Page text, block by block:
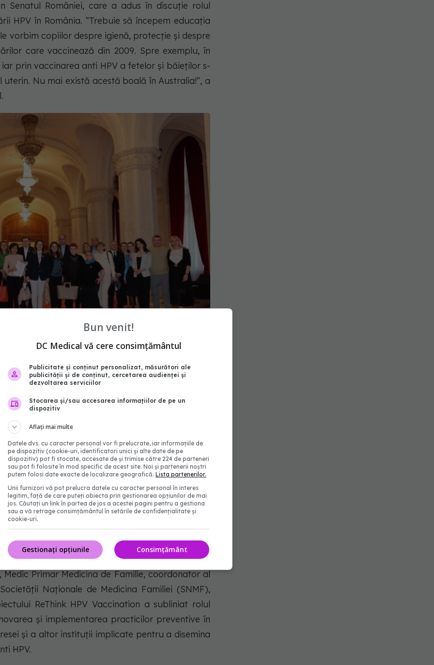
Senatul României, care a adus în discuție rolul
HPV în România. ”Trebuie să începem educația
vorbim copiilor despre igienă, protecție și despre
care vaccinează din 2009. Spre exemplu, în
prin vaccinarea anti HPV a fetelor și băieților s-
Nu mai există acestă boală în Australia!”, a
Renașterea, a prezentat obiectivele proiectului
și conștientizării beneficiilor prevenției.
în ceea ce privește prevenția, în țara noastră,
la incidența și mortalitatea din cancerul de col
prevenția primară, cât și cea secundară, dar
și, prin urmare, accesate. Așa cum reiterăm la
proiect pentru sănătate trebuie să fie comunicat
populație, prin toate mediile, pentru a schimba
cancerul de col uterin în România”, a evidențiat
în cadrul Ministerului Sănătății, a adus în discuție
îmbunătățirea accesului și implementării
Medic Primar Medicina de Familie, coordonator al
Naționale de Medicina Familiei (SNMF),
ReThink HPV Vaccination a subliniat rolul
și implementarea practicilor preventive în
și a altor instituții implicate pentru a disemina
HPV.
Bun venit!
DC Medical vă cere consimțământul
Publicitate și conținut personalizat, măsurători ale
publicității și de conținut, cercetarea audienței și
dezvoltarea serviciilor
Stocarea și/sau accesarea informațiilor de pe un
dispozitiv
Aflați mai multe
Datele dvs. cu caracter personal vor fi prelucrate, iar informațiile de
pe dispozitiv (cookie-uri, identificatori unici și alte date de pe
dispozitiv) pot fi stocate, accesate de și trimise către 224 de parteneri
sau pot fi folosite în mod specific de acest site. Noi și partenerii noștri
putem folosi date exacte de localizare geografică. Lista partenerilor.
Unii furnizori vă pot prelucra datele cu caracter personal în interes
legitim, față de care puteți obiecta prin gestionarea opțiunilor de mai
jos. Căutați un link în partea de jos a acestei pagini pentru a gestiona
sau a vă retrage consimțământul în setările de confidențialitate și
cookie-uri.
Consimțământ
Gestionați opțiunile